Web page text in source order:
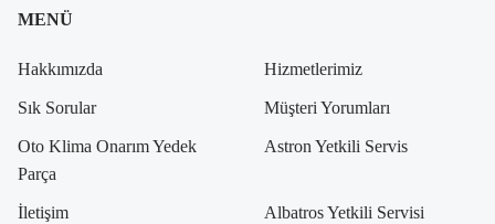
MENÜ
Hakkımızda Hizmetlerimiz
Sık Sorular Müşteri Yorumları
Oto Klima Onarım Yedek
Parça
Astron Yetkili Servis
İletişim Albatros Yetkili Servisi